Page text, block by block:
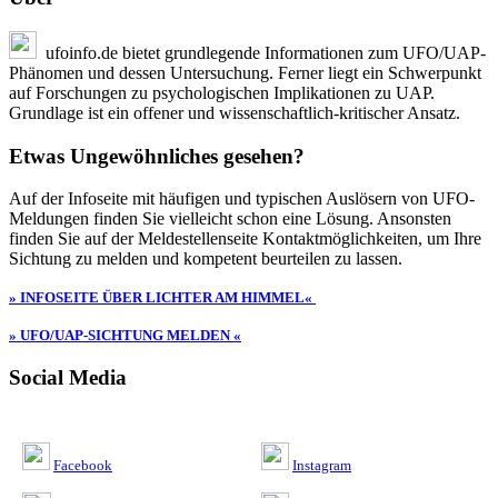
ufoinfo.de bietet grundlegende Informationen zum UFO/UAP-
Phänomen und dessen Untersuchung. Ferner liegt ein Schwerpunkt
auf Forschungen zu psychologischen Implikationen zu UAP.
Grundlage ist ein offener und wissenschaftlich-kritischer Ansatz.
Etwas Ungewöhnliches gesehen?
Auf der Infoseite mit häufigen und typischen Auslösern von UFO-
Meldungen finden Sie vielleicht schon eine Lösung. Ansonsten
finden Sie auf der Meldestellenseite Kontaktmöglichkeiten, um Ihre
Sichtung zu melden und kompetent beurteilen zu lassen.
» INFOSEITE ÜBER LICHTER AM HIMMEL«
» UFO/UAP-SICHTUNG MELDEN «
Social Media
Facebook Instagram